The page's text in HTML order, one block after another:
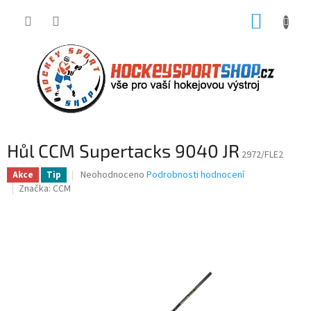
Hůl CCM Supertacks 9040 JR 2972/FLE2
Akce Tip
Průměrné
Neohodnoceno Podrobnosti hodnocení
Značka: CCM